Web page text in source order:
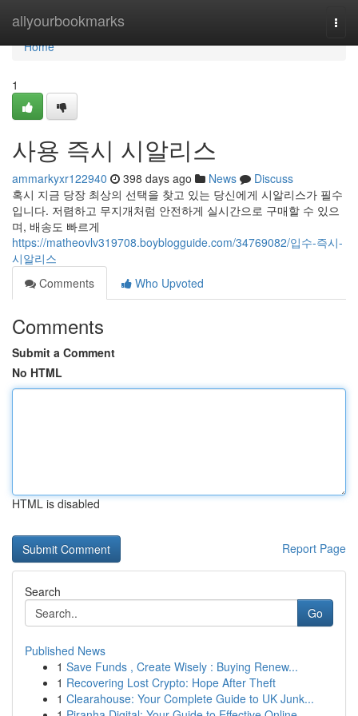
allyourbookmarks
Home
Home
1
사용 즉시 시알리스
ammarkyxr122940 398 days ago News
Discuss
혹시 지금 당장 최상의 선택을 찾고 있는 당신에게 시알리스가 필수
입니다. 저렴하고 무지개처럼 안전하게 실시간으로 구매할 수 있으
며, 배송도 빠르게
https://matheovlv319708.boyblogguide.com/34769082/입수-즉시-
시알리스
Comments
Who Upvoted
Comments
Submit a Comment
No HTML
HTML is disabled
Report Page
Search
Go
Published News
1 Save Funds , Create Wisely : Buying Renew...
1 Recovering Lost Crypto: Hope After Theft
1 Clearahouse: Your Complete Guide to UK Junk...